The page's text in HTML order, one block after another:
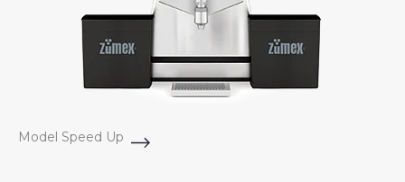
Model Speed Up